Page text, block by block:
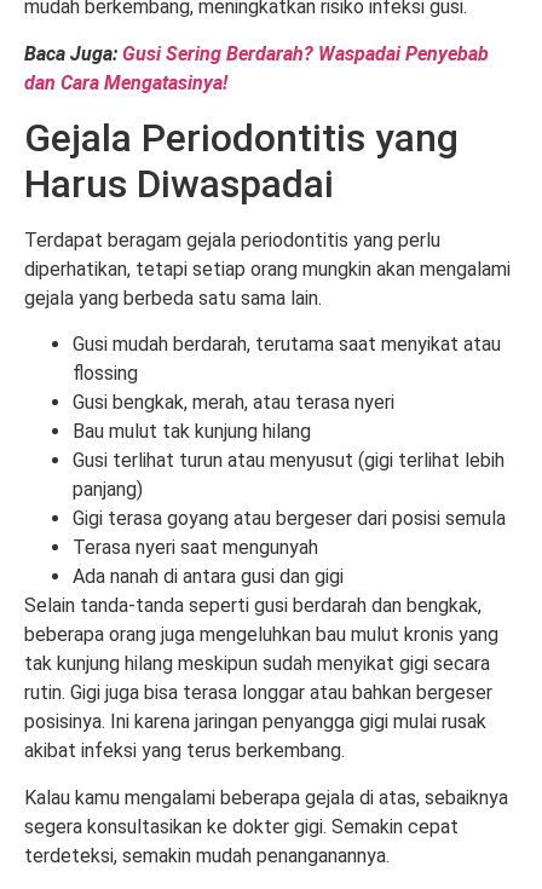
mudah berkembang, meningkatkan risiko infeksi gusi.
Baca Juga: Gusi Sering Berdarah? Waspadai Penyebab
dan Cara Mengatasinya!
Gejala Periodontitis yang
Harus Diwaspadai
Terdapat beragam gejala periodontitis yang perlu
diperhatikan, tetapi setiap orang mungkin akan mengalami
gejala yang berbeda satu sama lain.
Gusi mudah berdarah, terutama saat menyikat atau
flossing
Gusi bengkak, merah, atau terasa nyeri
Bau mulut tak kunjung hilang
Gusi terlihat turun atau menyusut (gigi terlihat lebih
panjang)
Gigi terasa goyang atau bergeser dari posisi semula
Terasa nyeri saat mengunyah
Ada nanah di antara gusi dan gigi
Selain tanda-tanda seperti gusi berdarah dan bengkak,
beberapa orang juga mengeluhkan bau mulut kronis yang
tak kunjung hilang meskipun sudah menyikat gigi secara
rutin. Gigi juga bisa terasa longgar atau bahkan bergeser
posisinya. Ini karena jaringan penyangga gigi mulai rusak
akibat infeksi yang terus berkembang.
Kalau kamu mengalami beberapa gejala di atas, sebaiknya
segera konsultasikan ke dokter gigi. Semakin cepat
terdeteksi, semakin mudah penanganannya.